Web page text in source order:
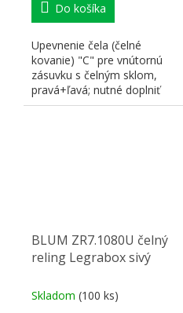
Do košíka
Upevnenie čela (čelné
kovanie) "C" pre vnútornú
zásuvku s čelným sklom,
pravá+ľavá; nutné doplniť
o čelný plech a...
BLUM ZR7.1080U čelný
reling Legrabox sivý
Skladom (100 ks)